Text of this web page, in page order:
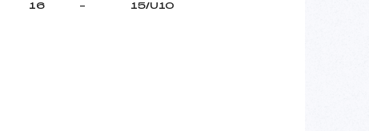
16 – 15/U10